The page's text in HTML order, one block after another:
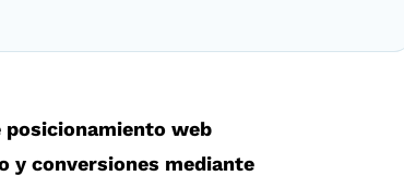
posicionamiento web
y conversiones mediante